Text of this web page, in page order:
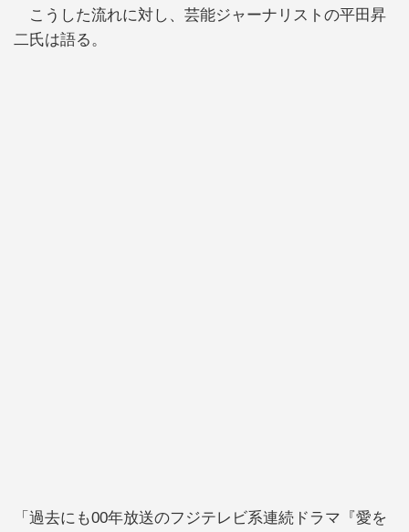
こうした流れに対し、芸能ジャーナリストの平田昇
二氏は語る。
「過去にも00年放送のフジテレビ系連続ドラマ『愛を